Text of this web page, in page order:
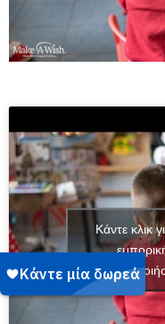
Κάντε κλικ